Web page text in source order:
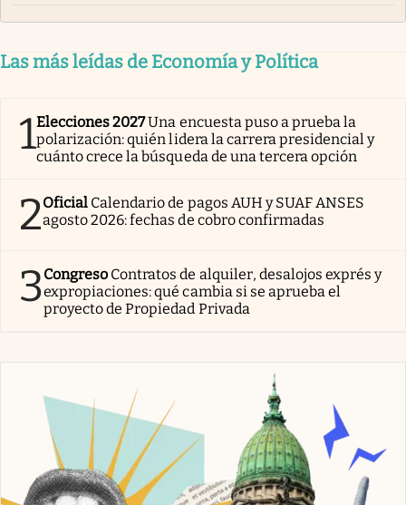
Las más leídas de Economía y Política
1Elecciones 2027Una encuesta puso a prueba la
polarización: quién lidera la carrera presidencial y
cuánto crece la búsqueda de una tercera opción
2Oficial Calendario de pagos AUH y SUAF ANSES
agosto 2026: fechas de cobro confirmadas
3Congreso Contratos de alquiler, desalojos exprés y
expropiaciones: qué cambia si se aprueba el
proyecto de Propiedad Privada